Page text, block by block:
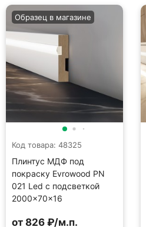
Код товара: 48325
Плинтус МДФ под
покраску Evrowood PN
021 Led с подсветкой
2000×70×16
Образец в магазине
от 826 ₽/м.п.